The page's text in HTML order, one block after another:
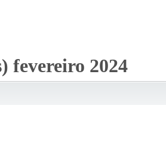
fevereiro 2024